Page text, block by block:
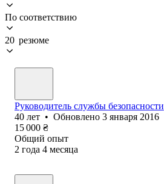
По соответствию
20 резюме
Руководитель службы безопасности
40 лет • Обновлено 3 января 2016
15 000 ₴
Общий опыт
2 года 4 месяца